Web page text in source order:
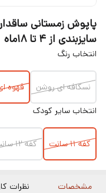
پاپوش زمستانی
سایزبندی از ۴ تا ۱۸ماه
انتخاب رنگ
نسکافه ای روشن قهوه
انتخاب سایر کودک
کفه ۱۱ سانت کفه ۱۲ سانت
مشخصات نظرات